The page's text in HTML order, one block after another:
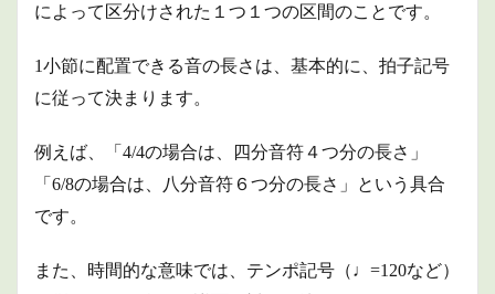
般的
シス
トラ
小節
2.1
によって区分けされた１つ１つの区間のことです。
1小節に配置できる音の長さは、基本的に、拍子記号
に従って決まります。
例えば、「4/4の場合は、四分音符４つ分の長さ」
「6/8の場合は、八分音符６つ分の長さ」という具合
です。
また、時間的な意味では、テンポ記号（♩=120など）